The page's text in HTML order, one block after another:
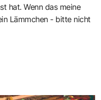
hat. Wenn das meine
Lämmchen - bitte nicht